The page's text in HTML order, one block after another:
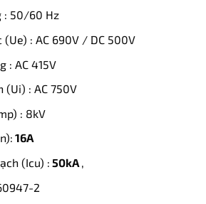
: 50/60 Hz
: AC 690V / DC 500V
: AC 415V
(Ui) : AC 750V
: 8kV
16A
(Icu) : 50kA ,
2